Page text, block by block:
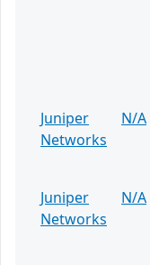
Juniper
Networks
N/A
Juniper
Networks
N/A